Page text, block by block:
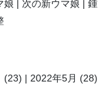
娘 次の新ウマ娘
鍾
(23) 2022年5月 (28)